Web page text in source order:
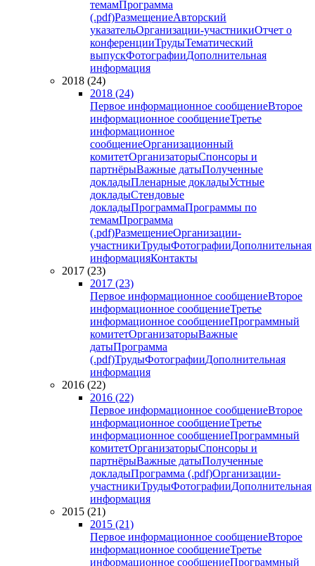
темамПрограмма
(.pdf)РазмещениеАвторский
указательОрганизации-участникиОтчет о
конференцииТрудыТематический
выпускФотографииДополнительная
информация
2018 (24)
2018 (24)
Первое информационное сообщениеВторое
информационное сообщениеТретье
информационное
сообщениеОрганизационный
комитетОрганизаторыСпонсоры и
партнёрыВажные датыПолученные
докладыПленарные докладыУстные
докладыСтендовые
докладыПрограммаПрограммы по
темамПрограмма
(.pdf)РазмещениеОрганизации-
участникиТрудыФотографииДополнительная
информацияКонтакты
2017 (23)
2017 (23)
Первое информационное сообщениеВторое
информационное сообщениеТретье
информационное сообщениеПрограммный
комитетОрганизаторыВажные
датыПрограмма
(.pdf)ТрудыФотографииДополнительная
информация
2016 (22)
2016 (22)
Первое информационное сообщениеВторое
информационное сообщениеТретье
информационное сообщениеПрограммный
комитетОрганизаторыСпонсоры и
партнёрыВажные датыПолученные
докладыПрограмма (.pdf)Организации-
участникиТрудыФотографииДополнительная
информация
2015 (21)
2015 (21)
Первое информационное сообщениеВторое
информационное сообщениеТретье
информационное сообщениеПрограммный